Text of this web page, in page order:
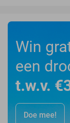
Win
een
t.w.v.
Doe mee!